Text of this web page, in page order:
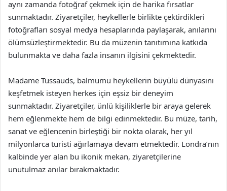
aynı zamanda fotoğraf çekmek için de harika fırsatlar
sunmaktadır. Ziyaretçiler, heykellerle birlikte çektirdikleri
fotoğrafları sosyal medya hesaplarında paylaşarak, anılarını
ölümsüzleştirmektedir. Bu da müzenin tanıtımına katkıda
bulunmakta ve daha fazla insanın ilgisini çekmektedir.
Madame Tussauds, balmumu heykellerin büyülü dünyasını
keşfetmek isteyen herkes için eşsiz bir deneyim
sunmaktadır. Ziyaretçiler, ünlü kişiliklerle bir araya gelerek
hem eğlenmekte hem de bilgi edinmektedir. Bu müze, tarih,
sanat ve eğlencenin birleştiği bir nokta olarak, her yıl
milyonlarca turisti ağırlamaya devam etmektedir. Londra’nın
kalbinde yer alan bu ikonik mekan, ziyaretçilerine
unutulmaz anılar bırakmaktadır.